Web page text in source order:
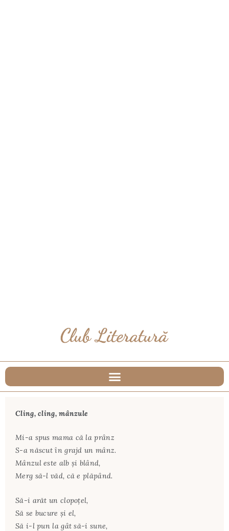
Cling, cling, mânzule
Mi-a spus mama că la prânz
S-a născut în grajd un mânz.
Mânzul este alb şi blând,
Merg să-l văd, că e plăpând.
Să-i arăt un clopoţel,
Să se bucure şi el,
Să i-l pun la gât să-i sune,